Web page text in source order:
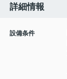
詳細情報
設備条件